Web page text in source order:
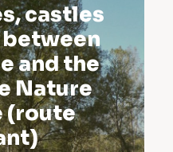
castles
and the
Nature
(route